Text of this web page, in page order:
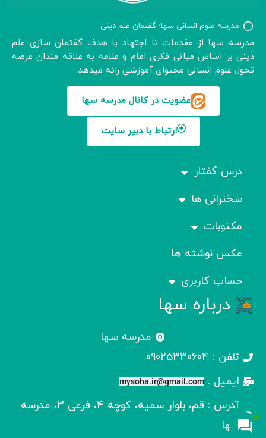
مدرسه علوم انسانی سها؛ گفتمان علم دینی
مدرسه سها از مقدمات تا اجتهاد با هدف گفتمان سازی علم
دینی بر اساس مبانی فکری امام و علامه به علاقه مندان عرصه
تحول علوم انسانی محتوای آموزشی رائه میدهد.
عضویت در کانال مدرسه سها
ارتباط با دبیر سایت
درس گفتار
سخنرانی ها
مکتوبات
عکس نوشته ها
حساب کاربری
درباره سها
مدرسه سها
تلفن : 09025330604
ایمیل : mysoha.ir@gmail.com
آدرس : قم، بلوار سمیه، کوچه 4، فرعی 3، مدرسه
سها